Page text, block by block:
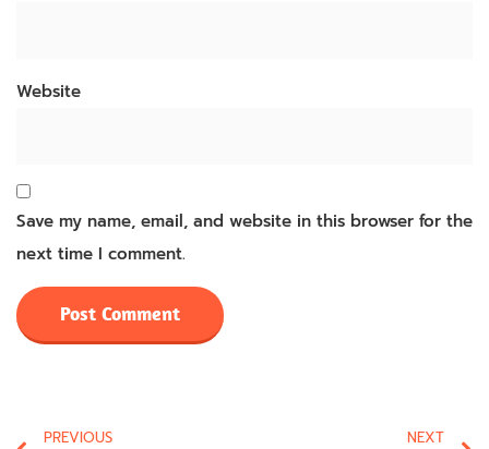
Website
Save my name, email, and website in this browser for the
next time I comment.
PREVIOUS NEXT